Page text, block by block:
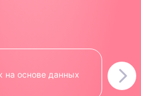
на основе данных